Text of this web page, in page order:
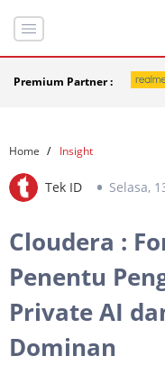
Premium Partner :
Home Insight
Tek ID Selasa,
Cloudera :
Penentu
Private AI
Dominan